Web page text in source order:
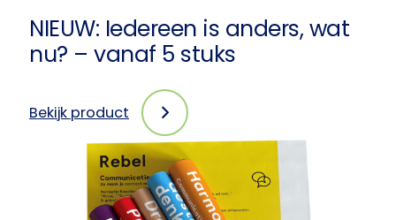
NIEUW: Iedereen is anders, wat
nu? – vanaf 5 stuks
Bekijk product
:
NIEUW:
Iedereen
is
anders,